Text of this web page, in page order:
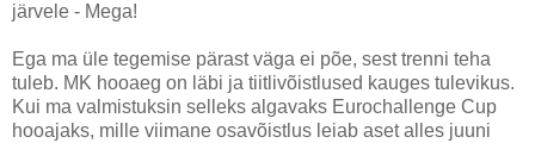
järvele - Mega!
Ega ma üle tegemise pärast väga ei põe, sest trenni teha
tuleb. MK hooaeg on läbi ja tiitlivõistlused kauges tulevikus.
Kui ma valmistuksin selleks algavaks Eurochallenge Cup
hooajaks, mille viimane osavõistlus leiab aset alles juuni